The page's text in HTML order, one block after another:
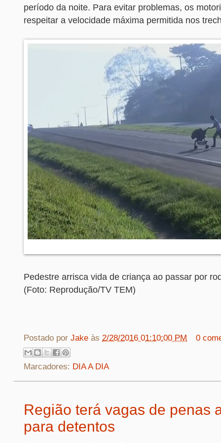
período da noite. Para evitar problemas, os
respeitar a velocidade máxima permitida nos
Pedestre arrisca vida de criança ao passar por
(Foto: Reprodução/TV TEM)
Postado por Jake às 2/28/2016 01:10:00 PM 0
Marcadores: DIA A DIA
Região terá vagas de penas
para detentos